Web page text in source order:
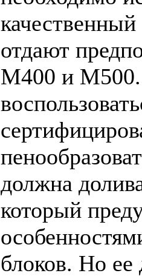
отдают
М400 и
должна
который
блоков. Но ее